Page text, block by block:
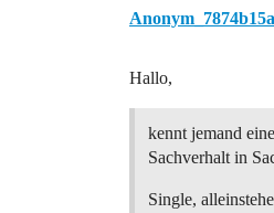
Hallo,
kennt jemand
Sachverhalt in
Single,